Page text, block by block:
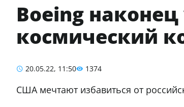
Boeing
космический
20.05.22, 11:50 1374
США мечтают избавиться от